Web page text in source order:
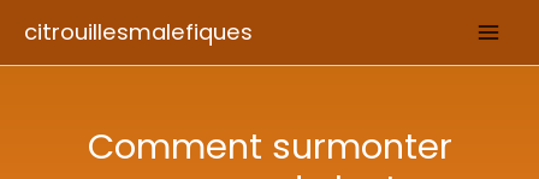
citrouillesmalefiques
Comment surmonter